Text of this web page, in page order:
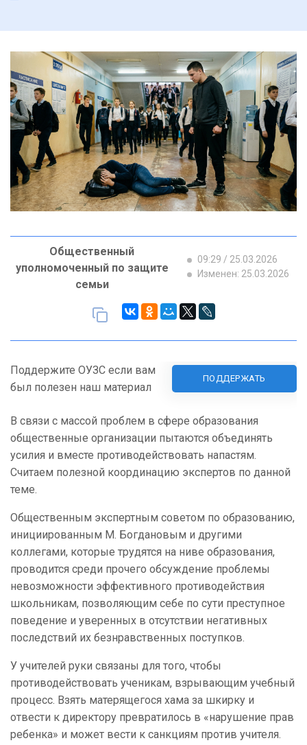
Общественный
уполномоченный по защите
семьи
09:29 / 25.03.2026
Изменен: 25.03.2026
Поддержите ОУЗС если вам
был полезен наш материал
ПОДДЕРЖАТЬ
В связи с массой проблем в сфере образования
общественные организации пытаются объединять
усилия и вместе противодействовать напастям.
Считаем полезной координацию экспертов по данной
теме.
Общественным экспертным советом по образованию,
инициированным М. Богдановым и другими
коллегами, которые трудятся на ниве образования,
проводится среди прочего обсуждение проблемы
невозможности эффективного противодействия
школьникам, позволяющим себе по сути преступное
поведение и уверенных в отсутствии негативных
последствий их безнравственных поступков.
У учителей руки связаны для того, чтобы
противодействовать ученикам, взрывающим учебный
процесс. Взять матерящегося хама за шкирку и
отвести к директору превратилось в «нарушение прав
ребенка» и может вести к санкциям против учителя.